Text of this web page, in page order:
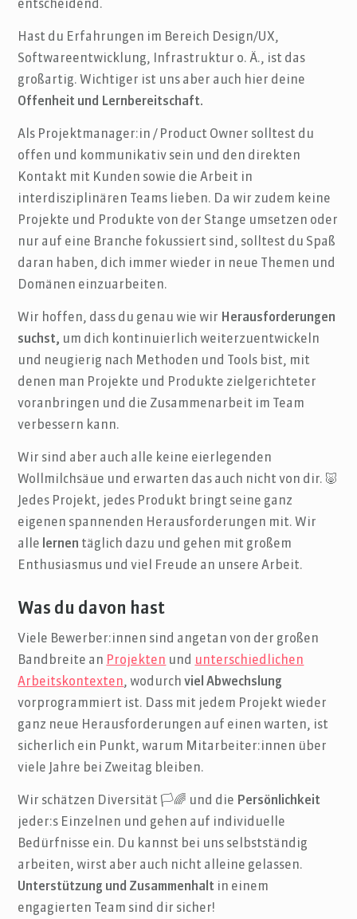
entscheidend.
Hast du Erfahrungen im Bereich Design/UX,
Softwareentwicklung, Infrastruktur o. Ä., ist das
großartig. Wichtiger ist uns aber auch hier deine
Offenheit und Lernbereitschaft.
Als Projektmanager:in / Product Owner solltest du
offen und kommunikativ sein und den direkten
Kontakt mit Kunden sowie die Arbeit in
interdisziplinären Teams lieben. Da wir zudem keine
Projekte und Produkte von der Stange umsetzen oder
nur auf eine Branche fokussiert sind, solltest du Spaß
daran haben, dich immer wieder in neue Themen und
Domänen einzuarbeiten.
Wir hoffen, dass du genau wie wir Herausforderungen
suchst, um dich kontinuierlich weiterzuentwickeln
und neugierig nach Methoden und Tools bist, mit
denen man Projekte und Produkte zielgerichteter
voranbringen und die Zusammenarbeit im Team
verbessern kann.
Wir sind aber auch alle keine eierlegenden
Wollmilchsäue und erwarten das auch nicht von dir. 🐷
Jedes Projekt, jedes Produkt bringt seine ganz
eigenen spannenden Herausforderungen mit. Wir
alle lernen täglich dazu und gehen mit großem
Enthusiasmus und viel Freude an unsere Arbeit.
Was du davon hast
Viele Bewerber:innen sind angetan von der großen
Bandbreite an Projekten und unterschiedlichen
Arbeitskontexten, wodurch viel Abwechslung
vorprogrammiert ist. Dass mit jedem Projekt wieder
ganz neue Herausforderungen auf einen warten, ist
sicherlich ein Punkt, warum Mitarbeiter:innen über
viele Jahre bei Zweitag bleiben.
Wir schätzen Diversität 🏳️🌈 und die Persönlichkeit
jeder:s Einzelnen und gehen auf individuelle
Bedürfnisse ein. Du kannst bei uns selbstständig
arbeiten, wirst aber auch nicht alleine gelassen.
Unterstützung und Zusammenhalt in einem
engagierten Team sind dir sicher!